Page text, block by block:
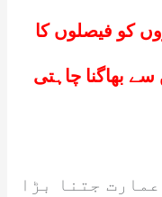
کو فیصلوں کا
سے بھاگنا چاہتی
5 منزلہ عمارت جتنا بڑا